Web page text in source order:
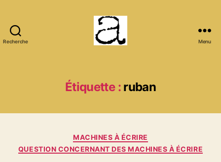
Recherche Menu
Étiquette : ruban
Catégories
MACHINES À ÉCRIRE
QUESTION CONCERNANT DES MACHINES À ÉCRIRE